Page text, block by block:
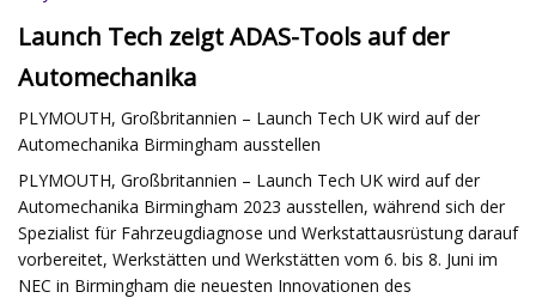
Launch Tech zeigt ADAS-Tools auf der
Automechanika
PLYMOUTH, Großbritannien – Launch Tech UK wird auf der
Automechanika Birmingham ausstellen
PLYMOUTH, Großbritannien – Launch Tech UK wird auf der
Automechanika Birmingham 2023 ausstellen, während sich der
Spezialist für Fahrzeugdiagnose und Werkstattausrüstung darauf
vorbereitet, Werkstätten und Werkstätten vom 6. bis 8. Juni im
NEC in Birmingham die neuesten Innovationen des